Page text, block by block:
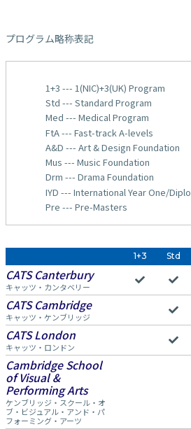
プログラム略称表記
1+3 --- 1(NIC)+3(UK) Program
Std --- Standard Program
Med --- Medical Program
FtA --- Fast-track A-levels
A&D --- Art & Design Foundation
Mus --- Music Foundation
Drm --- Drama Foundation
IYD --- International Year One/
Pre --- Pre-Masters
1+3 Std
CATS Canterbury
キャッツ・カンタベリー
CATS Cambridge
キャッツ・ケンブリッジ
CATS London
キャッツ・ロンドン
Cambridge School
of Visual &
Performing Arts
ケンブリッジ・スクール・オ
ブ・ビジュアル・アンド・パ
フォーミング・アーツ